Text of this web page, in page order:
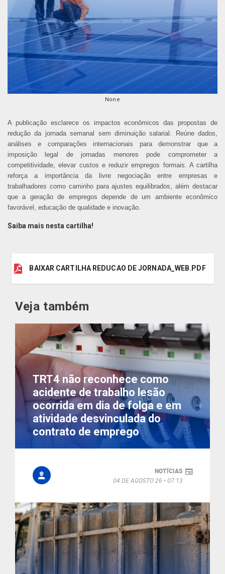
None
A publicação esclarece os impactos econômicos das propostas de
redução da jornada semanal sem diminuição salarial. Reúne dados,
análises e comparações internacionais para demonstrar que a
imposição legal de jornadas menores pode comprometer a
competitividade, elevar custos e reduzir empregos formais. A cartilha
reforça a importância da livre negociação entre empresas e
trabalhadores como caminho para ajustes equilibrados, além destacar
que a geração de empregos depende de um ambiente econômico
favorável, educação de qualidade e inovação.
Saiba mais nesta cartilha!
BAIXAR CARTILHA REDUCAO DE JORNADA_WEB.PDF
Veja também
TRT4 não reconhece como
acidente de trabalho lesão
ocorrida em dia de folga e em
atividade desvinculada do
contrato de emprego
NOTÍCIAS
04 DE AGOSTO 26
07:13